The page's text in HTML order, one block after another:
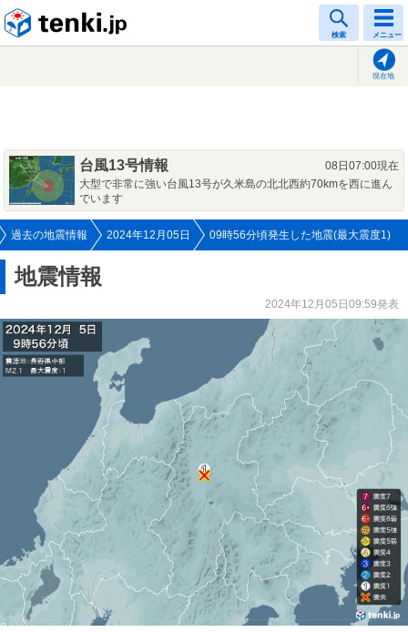
検索 メニュー
現在地
台風13号情報
08日07:00現在
大型で非常に強い台風13号が久米島の北北西約70kmを西に進ん
でいます
過去の地震情報 2024年12月05日 09時56分頃発生した地震(最大震度1)
地震情報
2024年12月05日09:59発表